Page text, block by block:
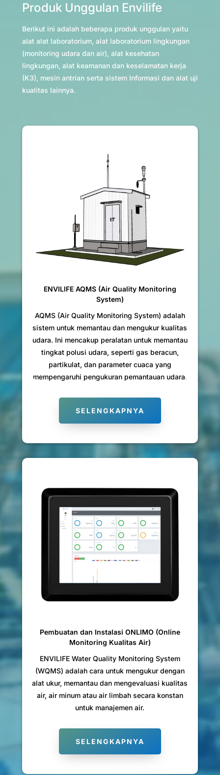
Produk Unggulan Envilife
Berikut ini adalah beberapa produk unggulan yaitu
alat alat laboratorium, alat laboratorium lingkungan
(monitoring udara dan air), alat kesehatan
lingkungan, alat keamanan dan keselamatan kerja
(K3), mesin antrian serta sistem Informasi dan alat uji
kualitas lainnya.
ENVILIFE AQMS (Air Quality Monitoring
System)
AQMS (Air Quality Monitoring System) adalah
sistem untuk memantau dan mengukur kualitas
udara. Ini mencakup peralatan untuk memantau
tingkat polusi udara, seperti gas beracun,
partikulat, dan parameter cuaca yang
mempengaruhi pengukuran pemantauan udara.
SELENGKAPNYA
Pembuatan dan Instalasi ONLIMO (Online
Monitoring Kualitas Air)
ENVILIFE Water Quality Monitoring System
(WQMS) adalah cara untuk mengukur dengan
alat ukur, memantau dan mengevaluasi kualitas
air, air minum atau air limbah secara konstan
untuk manajemen air.
SELENGKAPNYA